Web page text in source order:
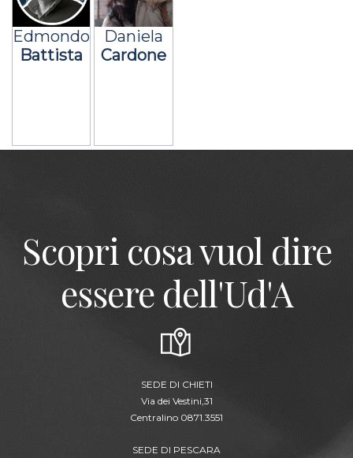
Edmondo
Battista
Daniela
Cardone
Scopri cosa vuol dire
essere dell'Ud'A
SEDE DI CHIETI
Via dei Vestini,31
Centralino 0871.3551
SEDE DI PESCARA